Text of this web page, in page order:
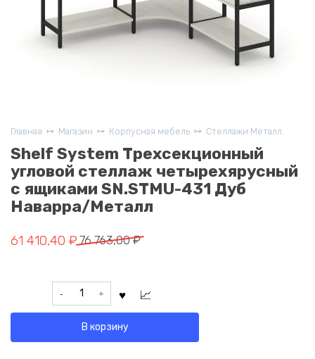
Главная Магазин Корпусная мебель Стеллажи Металл.
Shelf System Трехсекционный
угловой стеллаж четырехярусный
с ящиками SN.STMU-431 Дуб
Наварра/Металл
76 763,00₽
Первоначальная
составляла
763,00 ₽.
61 410,40 ₽
Текущая
410,40 ₽.
Количество
товара
SystemВ корзину